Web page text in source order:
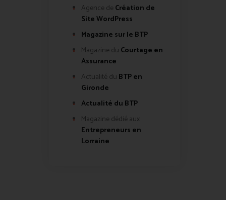
Agence de Création de
Site WordPress
Magazine sur le BTP
Magazine du Courtage en
Assurance
Actualité du BTP en
Gironde
Actualité du BTP
Magazine dédié aux
Entrepreneurs en
Lorraine